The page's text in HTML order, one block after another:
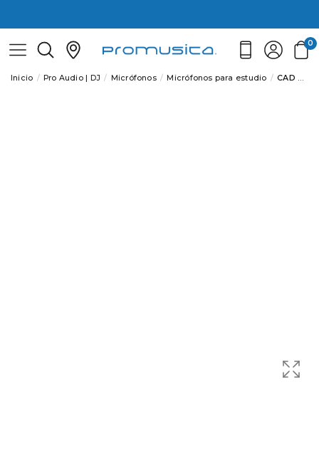
0
Inicio Pro Audio | DJ Micrófonos Micrófonos para estudio CAD AUDIO GXL1800 Microfono condensador